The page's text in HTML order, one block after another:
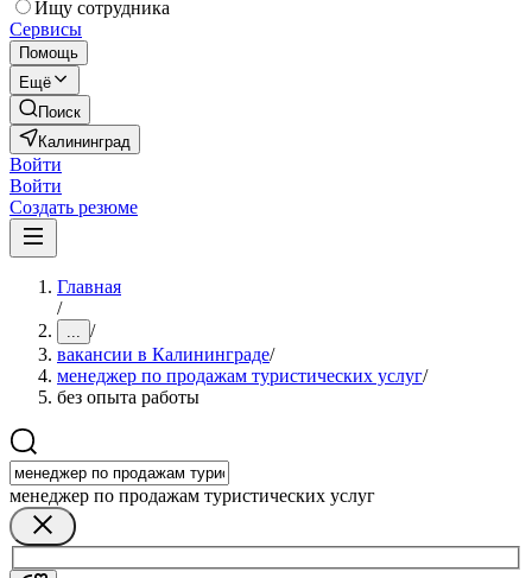
Ищу сотрудника
Сервисы
Помощь
Ещё
Поиск
Калининград
Войти
Войти
Создать резюме
Главная
/
... /
вакансии в Калининграде/
менеджер по продажам туристических услуг/
без опыта работы
менеджер по продажам туристических услуг